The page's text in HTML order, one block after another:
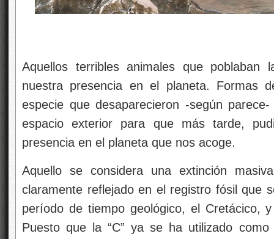
Aquellos terribles animales que poblaban
nuestra presencia en el planeta. Formas
especie que desaparecieron -según
espacio exterior para que más tarde,
presencia en el planeta que nos acoge.
Aquello se considera una extinción
claramente reflejado en el registro fósil que
período de tiempo geológico, el Cretácico,
Puesto que la “C” ya se ha utilizado